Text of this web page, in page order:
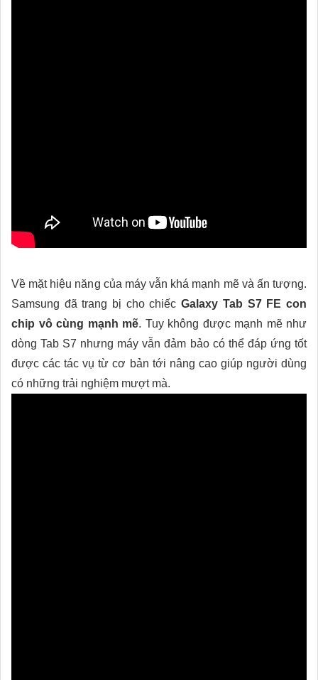
Về mặt hiệu năng của máy vẫn khá mạnh mẽ và ấn tượng.
Samsung đã trang bị cho chiếcGalaxy Tab S7 FE con
chip vô cùng mạnh mẽ. Tuy không được mạnh mẽ như
dòng Tab S7 nhưng máy vẫn đảm bảo có thể đáp ứng tốt
được các tác vụ từ cơ bản tới nâng cao giúp người dùng
có những trải nghiệm mượt mà.